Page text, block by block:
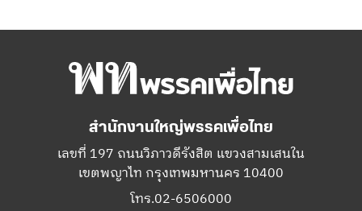
สำนักงานใหญ่พรรคเพื่อไทย
เลขที่ 197 ถนนวิภาวดีรังสิต แขวงสามเสนใน
เขตพญาไท กรุงเทพมหานคร 10400
โทร.02-6506000